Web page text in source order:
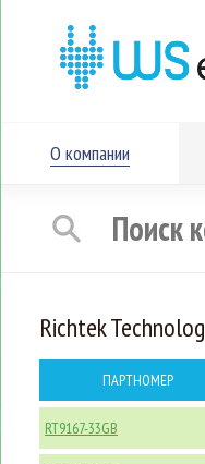
О компании
Richtek
ПАРТНОМЕР
RT9167-33GB